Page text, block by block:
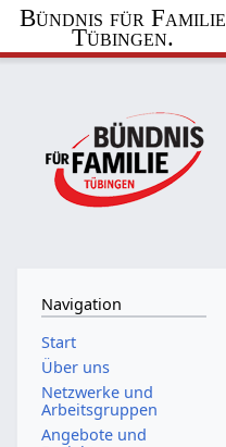
Bündnis für Familie
Tübingen.
Navigation
Start
Über uns
Netzwerke und
Arbeitsgruppen
Angebote und